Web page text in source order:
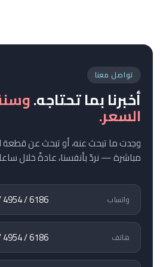
تواصل معنا
أخبرنا بما تحتاجه.
السعر.
وجدت ما تبحث عنه، أو تبحث عن
مباشرة — نردّ بأنفسنا، عادةً خلال
واتساب / 6186
هاتف / 6186